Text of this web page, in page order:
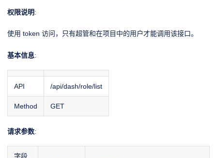
权限说明:
使用 token 访问，只有超管和在项目中的用户才能调用该接口。
基本信息:
API /api/dash/role/list
Method GET
请求参数:
字段